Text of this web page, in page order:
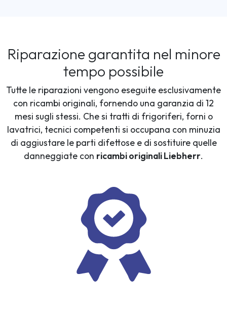
Riparazione garantita nel minore
tempo possibile
Tutte le riparazioni vengono eseguite esclusivamente
con ricambi originali, fornendo una garanzia di 12
mesi sugli stessi. Che si tratti di frigoriferi, forni o
lavatrici, tecnici competenti si occupana con minuzia
di aggiustare le parti difettose e di sostituire quelle
danneggiate con ricambi originali Liebherr.